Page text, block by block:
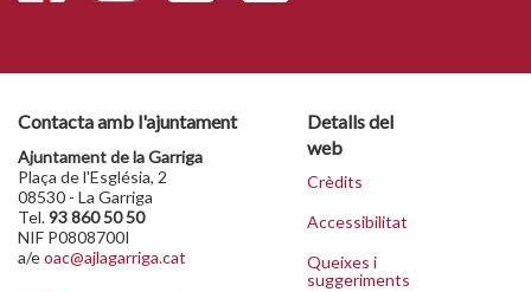
Contacta amb l'ajuntament
Ajuntament de la Garriga
Plaça de l'Església, 2
08530 - La Garriga
Tel.93 860 50 50
NIF P0808700I
a/eoac@ajlagarriga.cat
Detalls del
web
Crèdits
Accessibilitat
Queixes i
suggeriments